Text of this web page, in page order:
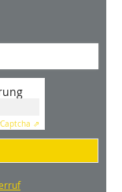
Captcha ⇗